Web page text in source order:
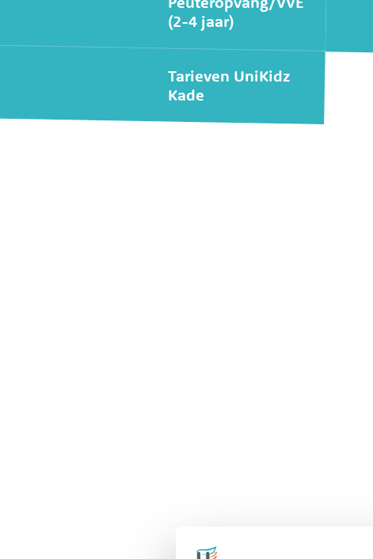
(2-4 jaar)
Tarieven UniKidz
Kade